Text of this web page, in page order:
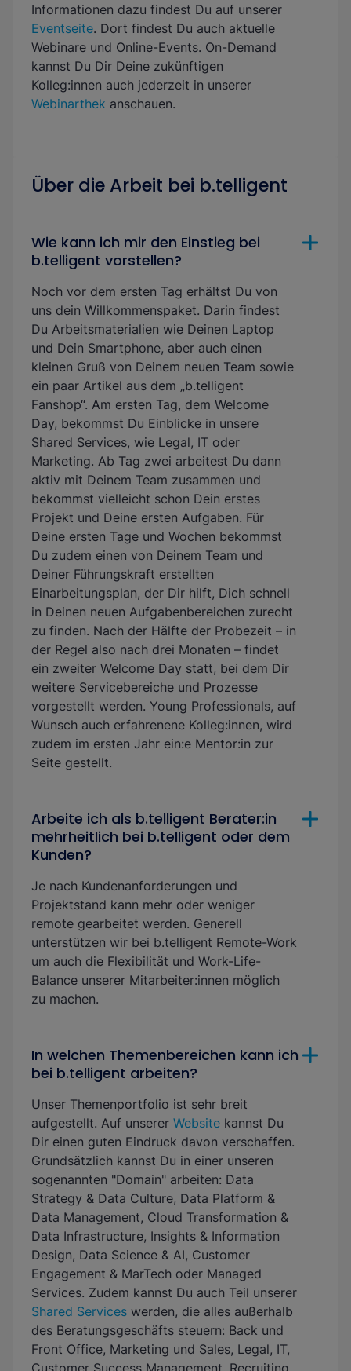
Informationen dazu findest Du auf unserer
Eventseite. Dort findest Du auch aktuelle
Webinare und Online-Events. On-Demand
kannst Du Dir Deine zukünftigen
Kolleg:innen auch jederzeit in unserer
Webinarthek anschauen.
Über die Arbeit bei b.telligent
Wie kann ich mir den Einstieg bei
b.telligent vorstellen?
Noch vor dem ersten Tag erhältst Du von
uns dein Willkommenspaket. Darin findest
Du Arbeitsmaterialien wie Deinen Laptop
und Dein Smartphone, aber auch einen
kleinen Gruß von Deinem neuen Team sowie
ein paar Artikel aus dem „b.telligent
Fanshop“. Am ersten Tag, dem Welcome
Day, bekommst Du Einblicke in unsere
Shared Services, wie Legal, IT oder
Marketing. Ab Tag zwei arbeitest Du dann
aktiv mit Deinem Team zusammen und
bekommst vielleicht schon Dein erstes
Projekt und Deine ersten Aufgaben. Für
Deine ersten Tage und Wochen bekommst
Du zudem einen von Deinem Team und
Deiner Führungskraft erstellten
Einarbeitungsplan, der Dir hilft, Dich schnell
in Deinen neuen Aufgabenbereichen zurecht
zu finden. Nach der Hälfte der Probezeit – in
der Regel also nach drei Monaten – findet
ein zweiter Welcome Day statt, bei dem Dir
weitere Servicebereiche und Prozesse
vorgestellt werden. Young Professionals, auf
Wunsch auch erfahrenene Kolleg:innen, wird
zudem im ersten Jahr ein:e Mentor:in zur
Seite gestellt.
Arbeite ich als b.telligent Berater:in
mehrheitlich bei b.telligent oder dem
Kunden?
Je nach Kundenanforderungen und
Projektstand kann mehr oder weniger
remote gearbeitet werden. Generell
unterstützen wir bei b.telligent Remote-Work
um auch die Flexibilität und Work-Life-
Balance unserer Mitarbeiter:innen möglich
zu machen.
In welchen Themenbereichen kann ich
bei b.telligent arbeiten?
Unser Themenportfolio ist sehr breit
aufgestellt. Auf unserer Website kannst Du
Dir einen guten Eindruck davon verschaffen.
Grundsätzlich kannst Du in einer unseren
sogenannten "Domain" arbeiten: Data
Strategy & Data Culture, Data Platform &
Data Management, Cloud Transformation &
Data Infrastructure, Insights & Information
Design, Data Science & AI, Customer
Engagement & MarTech oder Managed
Services. Zudem kannst Du auch Teil unserer
Shared Services werden, die alles außerhalb
des Beratungsgeschäfts steuern: Back und
Front Office, Marketing und Sales, Legal, IT,